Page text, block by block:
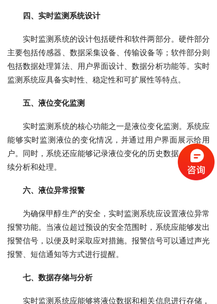
四、实时监测系统设计
实时监测系统的设计包括硬件和软件两部分。硬件部分
主要包括传感器、数据采集设备、传输设备等；软件部分则
包括数据处理算法、用户界面设计、数据分析功能等。实时
监测系统应具备实时性、稳定性和可扩展性等特点。
五、液位变化监测
实时监测系统的核心功能之一是液位变化监测。系统应
能够实时监测液位的变化情况，并通过用户界面展示给用
户。同时，系统还应能够记录液位变化的历史数据，以便后
续分析和处理。
六、液位异常报警
为确保甲醇生产的安全，实时监测系统应设置液位异常
报警功能。当液位超过预设的安全范围时，系统应能够发出
报警信号，以便及时采取应对措施。报警信号可以通过声光
报警、短信通知等方式进行提醒。
七、数据存储与分析
实时监测系统应能够将液位数据和相关信息进行存储，